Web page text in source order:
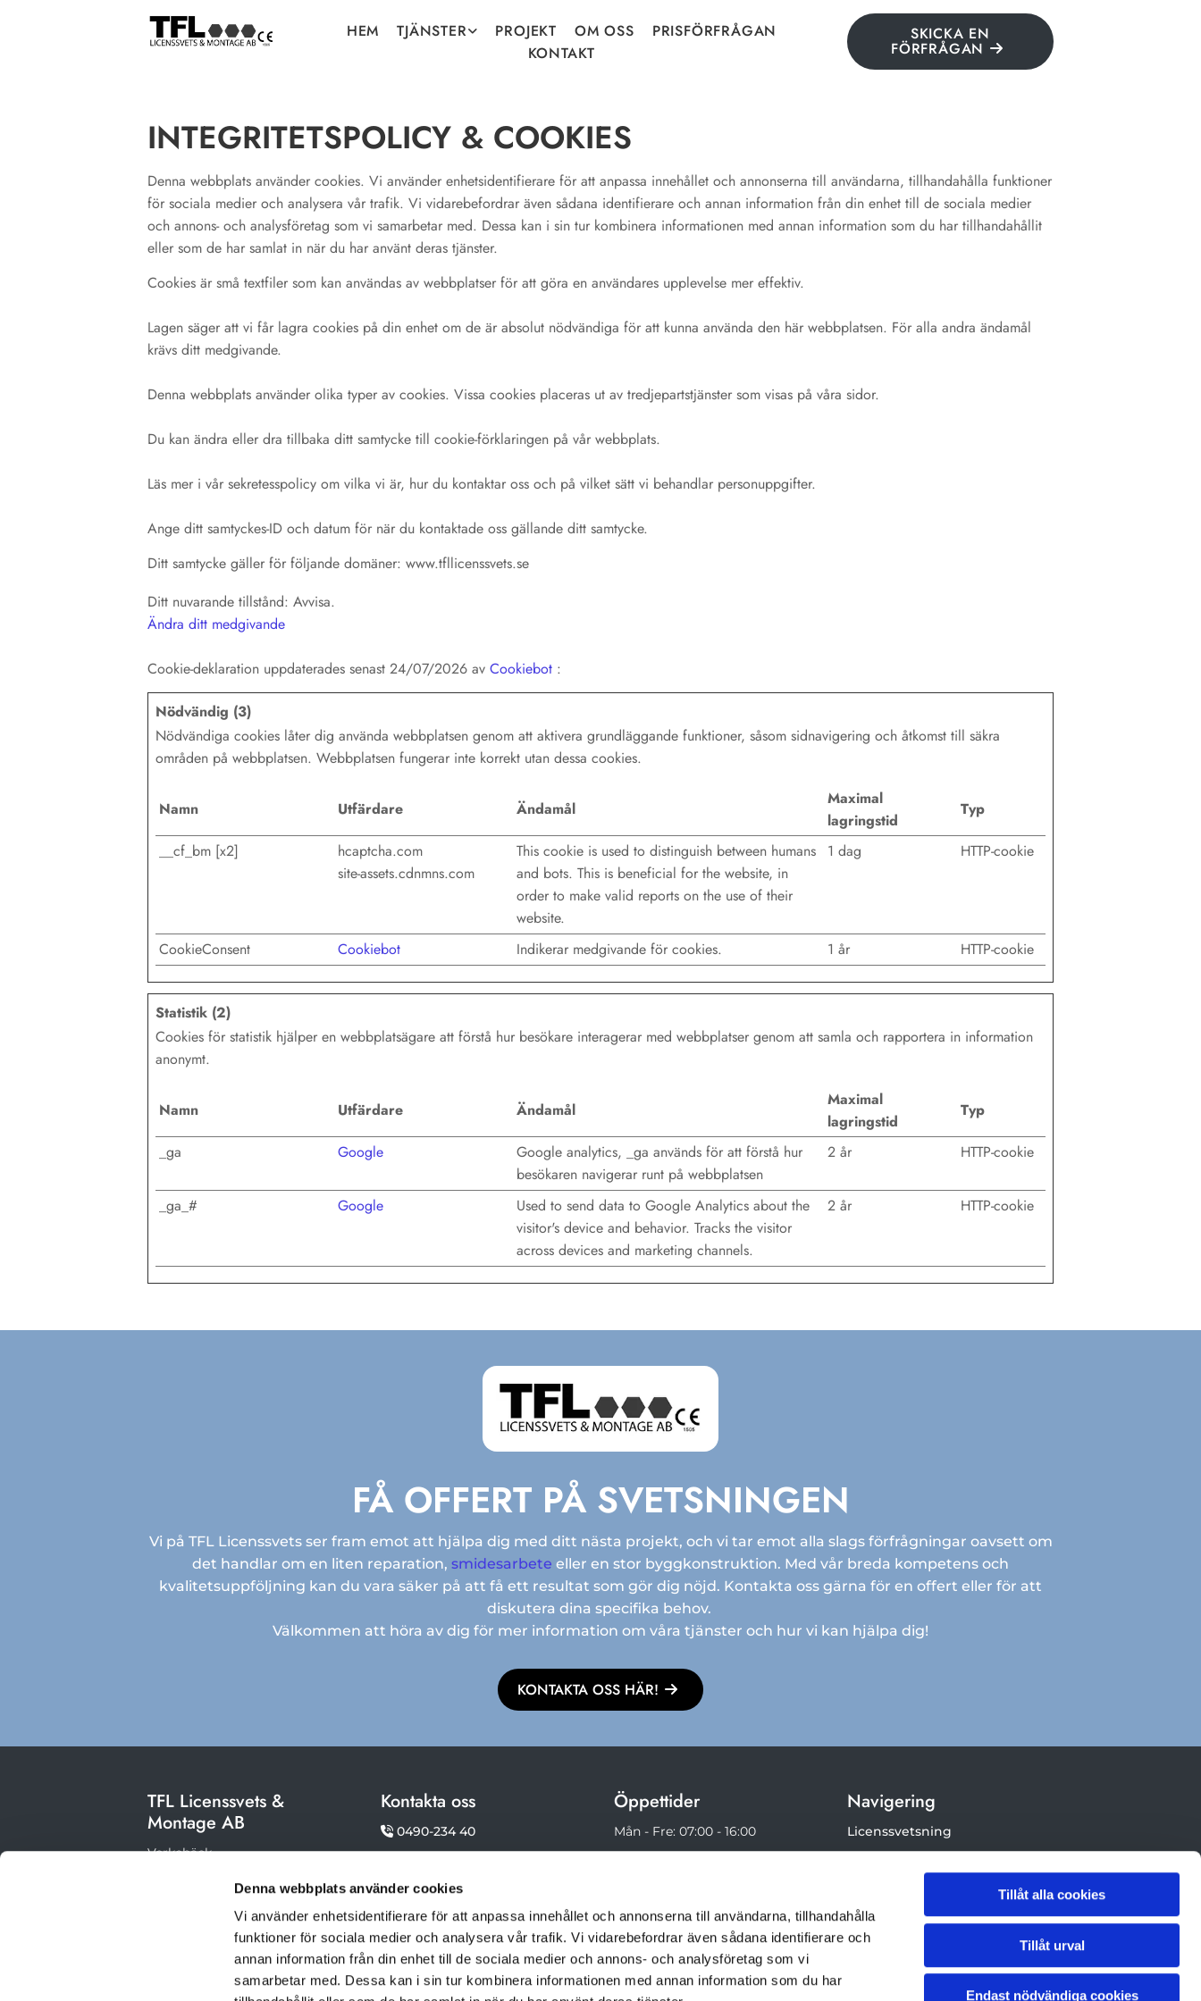
Denna webbplats använder cookies
Vi använder enhetsidentifierare för att anpassa innehållet och annonserna till användarna, tillhandahålla
funktioner för sociala medier och analysera vår trafik. Vi vidarebefordrar även sådana identifierare och
annan information från din enhet till de sociala medier och annons- och analysföretag som vi
samarbetar med. Dessa kan i sin tur kombinera informationen med annan information som du har
Tillåt alla cookies
Tillåt urval
Endast nödvändiga cookies
HEM TJÄNSTER PROJEKT OM OSS
PRISFÖRFRÅGAN
KONTAKT
SKICKA EN
FÖRFRÅGAN
INTEGRITETSPOLICY & COOKIES
Denna webbplats använder cookies. Vi använder enhetsidentifierare för att anpassa innehållet och annonserna till användarna, tillhandahålla funktioner
för sociala medier och analysera vår trafik. Vi vidarebefordrar även sådana identifierare och annan information från din enhet till de sociala medier
och annons- och analysföretag som vi samarbetar med. Dessa kan i sin tur kombinera informationen med annan information som du har tillhandahållit
eller som de har samlat in när du har använt deras tjänster.
Cookies är små textfiler som kan användas av webbplatser för att göra en användares upplevelse mer effektiv.
Lagen säger att vi får lagra cookies på din enhet om de är absolut nödvändiga för att kunna använda den här webbplatsen. För alla andra ändamål
krävs ditt medgivande.
Denna webbplats använder olika typer av cookies. Vissa cookies placeras ut av tredjepartstjänster som visas på våra sidor.
Du kan ändra eller dra tillbaka ditt samtycke till cookie-förklaringen på vår webbplats.
Läs mer i vår sekretesspolicy om vilka vi är, hur du kontaktar oss och på vilket sätt vi behandlar personuppgifter.
Ange ditt samtyckes-ID och datum för när du kontaktade oss gällande ditt samtycke.
Ditt samtycke gäller för följande domäner: www.tfllicenssvets.se
Ditt nuvarande tillstånd: Avvisa.
Ändra ditt medgivande
Cookie-deklaration uppdaterades senast 24/07/2026 av Cookiebot :
Nödvändig (3)
Nödvändiga cookies låter dig använda webbplatsen genom att aktivera grundläggande funktioner, såsom sidnavigering och åtkomst till säkra
områden på webbplatsen. Webbplatsen fungerar inte korrekt utan dessa cookies.
Namn Utfärdare Ändamål
Maximal
lagringstid
Typ
__cf_bm [x2]
hcaptcha.com
site-assets.cdnmns.com
This cookie is used to distinguish between humans
and bots. This is beneficial for the website, in
order to make valid reports on the use of their
website.
1 dag HTTP-cookie
CookieConsent Cookiebot Indikerar medgivande för cookies. 1 år HTTP-cookie
Statistik (2)
Cookies för statistik hjälper en webbplatsägare att förstå hur besökare interagerar med webbplatser genom att samla och rapportera in information
anonymt.
Namn Utfärdare Ändamål
Maximal
lagringstid
Typ
_ga Google
Google analytics, _ga används för att förstå hur
besökaren navigerar runt på webbplatsen
2 år HTTP-cookie
_ga_# Google
Used to send data to Google Analytics about the
visitor's device and behavior. Tracks the visitor
across devices and marketing channels.
2 år HTTP-cookie
FÅ OFFERT PÅ SVETSNINGEN
Vi på TFL Licenssvets ser fram emot att hjälpa dig med ditt nästa projekt, och vi tar emot alla slags förfrågningar oavsett om
det handlar om en liten reparation, smidesarbete eller en stor byggkonstruktion. Med vår breda kompetens och
kvalitetsuppföljning kan du vara säker på att få ett resultat som gör dig nöjd. Kontakta oss gärna för en offert eller för att
diskutera dina specifika behov.
Välkommen att höra av dig för mer information om våra tjänster och hur vi kan hjälpa dig!
KONTAKTA OSS HÄR!
TFL Licenssvets &
Montage AB
Verkebäck
593 96 Västervik
Org.nr: 556744-4558
Kontakta oss
 0490-234 40
 Klicka här för skicka ett
meddelande
Öppettider
Mån - Fre: 07:00 - 16:00
Navigering
Licenssvetsning
Legotillverkning
Montering
Industriservice / bemanning